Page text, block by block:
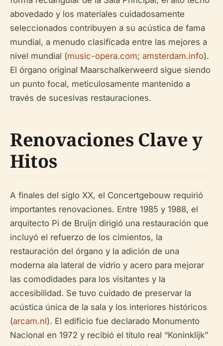
abovedado y los materiales cuidadosamente
seleccionados contribuyen a su acústica de fama
mundial, a menudo clasificada entre las mejores a
nivel mundial (music-opera.com; amsterdam.info).
El órgano original Maarschalkerweerd sigue siendo
un punto focal, meticulosamente mantenido a
través de sucesivas restauraciones.
Renovaciones Clave y
Hitos
A finales del siglo XX, el Concertgebouw requirió
importantes renovaciones. Entre 1985 y 1988, el
arquitecto Pi de Bruijn dirigió una restauración que
incluyó el refuerzo de los cimientos, la
restauración del órgano y la adición de una
moderna ala lateral de vidrio y acero para mejorar
las comodidades para los visitantes y la
accesibilidad. Se tuvo cuidado de preservar la
acústica única de la sala y los interiores históricos
(arcam.nl). El edificio fue declarado Monumento
Nacional en 1972 y recibió el título real “Koninklijk”